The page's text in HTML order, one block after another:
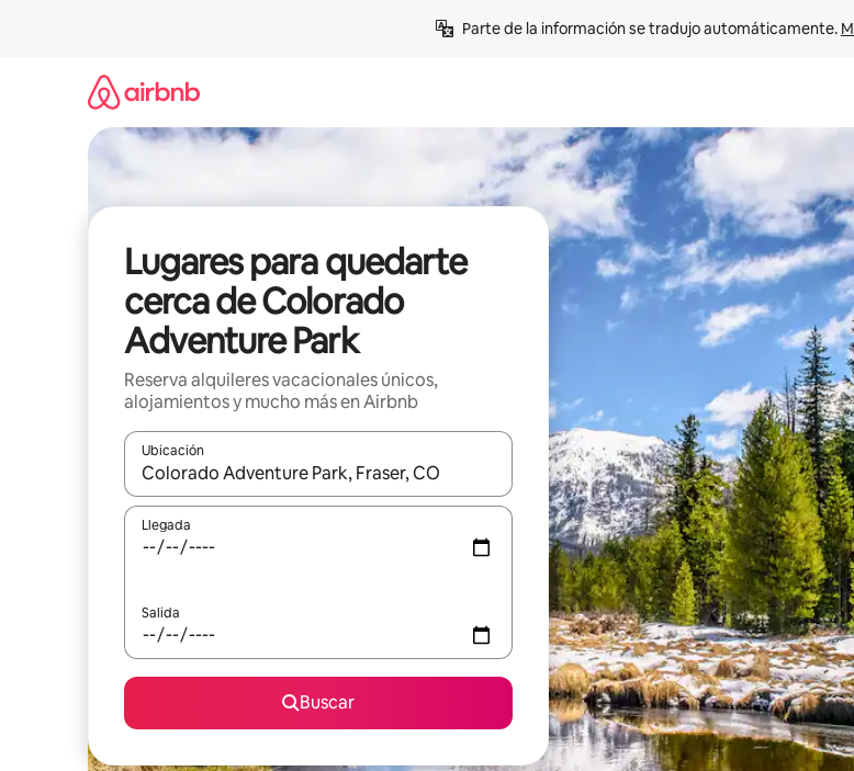
Parte de la información se tradujo automáticamente.
Lugares para quedarte
cerca de Colorado
Adventure Park
Reserva alquileres vacacionales únicos,
alojamientos y mucho más en Airbnb
Ubicación
Cuando los resultados estén disponibles, navega con las teclas de flecha hacia arriba y hacia abajo o
Llegada
Salida
Buscar